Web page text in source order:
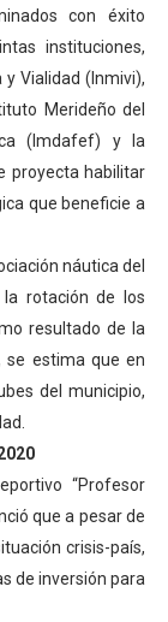
a más de 993
Llano con la
con éxito
instituciones,
Vialidad (Inmivi),
Merideño del
(Imdafef) y la
proyecta habilitar
que beneficie a
náutica del
rotación de los
resultado de la
se estima que en
del municipio,
“Profesor
que a pesar de
crisis-país,
de inversión para